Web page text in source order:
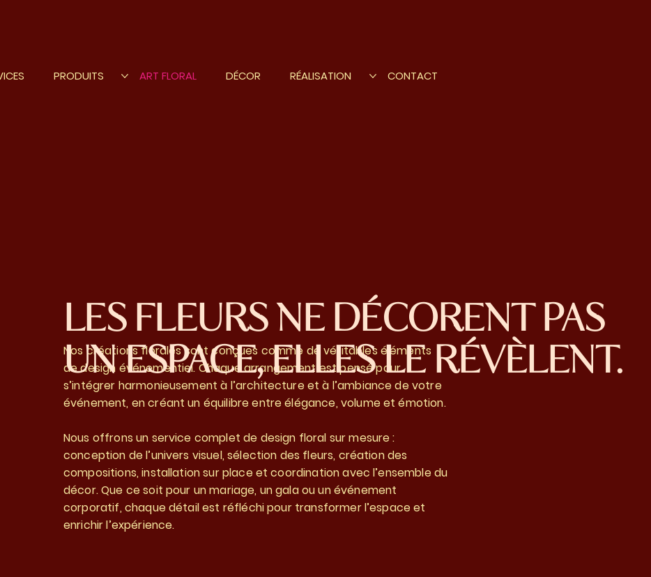
PRODUITS ART FLORAL DÉCOR RÉALISATION CONTACT
Nos créations florales sont conçues comme de véritables éléments
de design événementiel. Chaque arrangement est pensé pour
s’intégrer harmonieusement à l’architecture et à l’ambiance de votre
événement, en créant un équilibre entre élégance, volume et émotion.
Nous offrons un service complet de design floral sur mesure :
conception de l’univers visuel, sélection des fleurs, création des
compositions, installation sur place et coordination avec l’ensemble du
décor. Que ce soit pour un mariage, un gala ou un événement
corporatif, chaque détail est réfléchi pour transformer l’espace et
enrichir l’expérience.
LES FLEURS NE DÉCORENT PAS
UN ESPACE, ELLES LE RÉVÈLENT.